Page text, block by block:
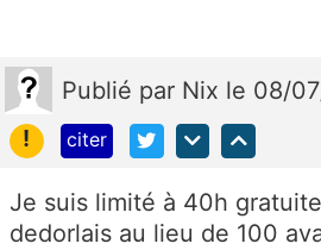
Publié par Nix le 08/
!
citer
Je suis limité à 40h
dedorlais au lieu de 100